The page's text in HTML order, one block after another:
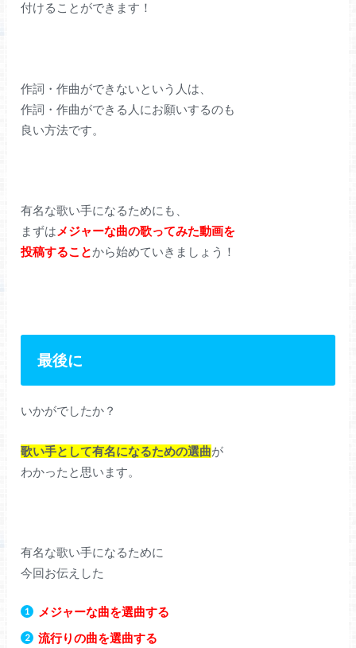
付けることができます！
作詞・作曲ができないという人は、
作詞・作曲ができる人にお願いするのも
良い方法です。
有名な歌い手になるためにも、
まずは メジャーな曲の歌ってみた動画を
投稿することから始めていきましょう！
最後に
いかがでしたか？
歌い手として有名になるための選曲が
わかったと思います。
有名な歌い手になるために
今回お伝えした
メジャーな曲を選曲する
流行りの曲を選曲する